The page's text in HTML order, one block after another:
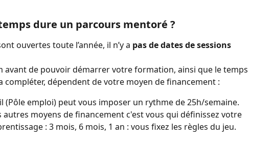
dure un parcours mentoré ?
ouvertes toute l’année, il n’y a pas de dates de sessions
avant de pouvoir démarrer votre formation, ainsi que le temps
compléter, dépendent de votre moyen de financement :
(Pôle emploi) peut vous imposer un rythme de 25h/semaine.
autres moyens de financement c'est vous qui définissez votre
: 3 mois, 6 mois, 1 an : vous fixez les règles du jeu.